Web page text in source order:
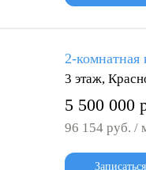
2-комнатная
3 этаж,
5 500 000
96 154 руб. /